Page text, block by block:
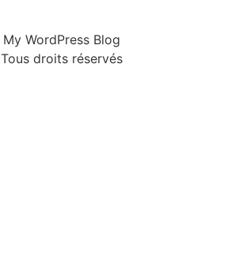
My WordPress Blog
Tous droits réservés